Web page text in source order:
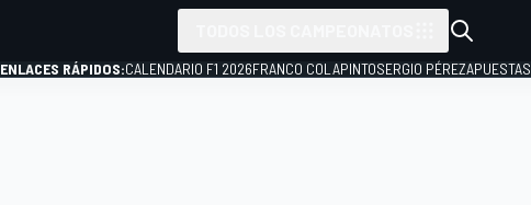
ENLACES RÁPIDOS:CALENDARIO F1 2026FRANCO COLAPINTOSERGIO PÉREZAPUESTAS